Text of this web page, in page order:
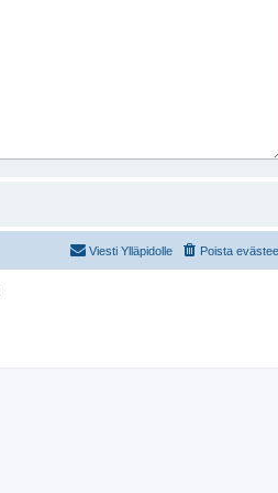
Poista
Viesti Ylläpidolle